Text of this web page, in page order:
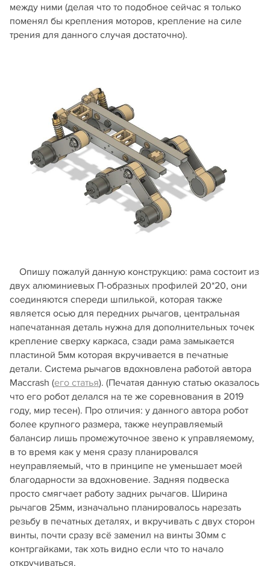
между ними (делая что то подобное сейчас я только
поменял бы крепления моторов, крепление на силе
трения для данного случая достаточно).
Опишу пожалуй данную конструкцию: рама состоит из
двух алюминиевых П-образных профилей 20*20, они
соединяются спереди шпилькой, которая также
является осью для передних рычагов, центральная
напечатанная деталь нужна для дополнительных точек
крепление сверху каркаса, сзади рама замыкается
пластиной 5мм которая вкручивается в печатные
детали. Система рычагов вдохновлена работой автора
Maccrash (его статья). (Печатая данную статью оказалось
что его робот делался на те же соревнования в 2019
году, мир тесен). Про отличия: у данного автора робот
более крупного размера, также неуправляемый
балансир лишь промежуточное звено к управляемому,
в то время как у меня сразу планировался
неуправляемый, что в принципе не уменьшает моей
благодарности за вдохновение. Задняя подвеска
просто смягчает работу задних рычагов. Ширина
рычагов 25мм, изначально планировалось нарезать
резьбу в печатных деталях, и вкручивать с двух сторон
винты, почти сразу всё заменил на винты 30мм с
контргайками, так хоть видно если что то начало
откручиваться.